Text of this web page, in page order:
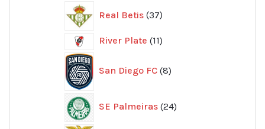
Real Betis 37
produkter
River Plate 1111
San Diego FC 8produkter
SE Palmeiras 24
produkter